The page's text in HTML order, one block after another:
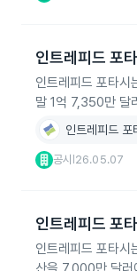
인트레피드 포
인트레피드 포타
말 1억 7,350만 달
인트레피드 포
공시 26.05.07
인트레피드 포
인트레피드 포타